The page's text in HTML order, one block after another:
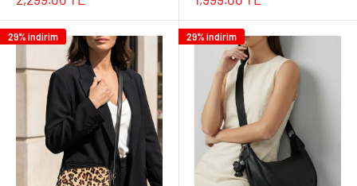
29% indirim 29% indirim